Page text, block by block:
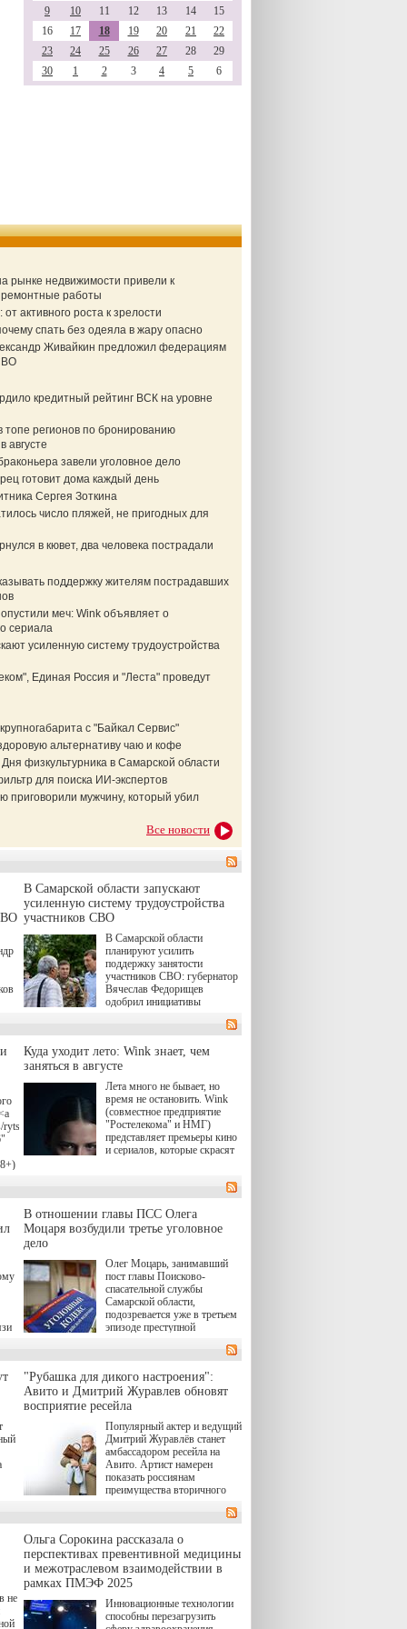
9 10 11 12 13 14
15
16
17 18 19 20 21
22
23
24 25 26 27 28
29
30
1 2 3 4 5 6
рынке недвижимости привели к
работы
активного роста к зрелости
спать без одеяла в жару опасно
Живайкин предложил федерациям
кредитный рейтинг ВСК на уровне
топе регионов по бронированию
августе
завели уголовное дело
готовит дома каждый день
Сергея Зоткина
число пляжей, не пригодных для
в кювет, два человека пострадали
поддержку жителям пострадавших
меч: Wink объявляет о
сериала
усиленную систему трудоустройства
Единая Россия и "Леста" проведут
с "Байкал Сервис"
альтернативу чаю и кофе
физкультурника в Самарской области
для поиска ИИ-экспертов
приговорили мужчину, который убил
Все новости
В Самарской области запускают
усиленную систему трудоустройства
участников СВО
В Самарской области
планируют усилить
поддержку занятости
участников СВО: губернатор
Вячеслав Федорищев
одобрил инициативы
направленные на
трудоустройство и более
мирной жизни.
Куда уходит лето: Wink знает, чем
заняться в августе
Лета много не бывает, но
время не остановить. Wink
(совместное предприятие
"Ростелекома" и НМГ)
представляет премьеры кино
и сериалов, которые скрасят
href="https://wink.ru/series/kholod-
year-2026"
target="_blank">"Холод"</a>
(18+) останется только на
четвергам продолжат
выходить новые эпизоды
сериала, в котором
беспощадным возмездием в
духе графа Монте-Кристо
занимается наша
В отношении главы ПСС Олега
Моцаря возбудили третье уголовное
дело
Олег Моцарь, занимавший
пост главы Поисково-
спасательной службы
Самарской области,
подозревается уже в третьем
эпизоде преступной
а сам он находится в СИЗО.
"Рубашка для дикого настроения":
Авито и Дмитрий Журавлев обновят
восприятие ресейла
Популярный актер и ведущий
Дмитрий Журавлёв станет
амбассадором ресейла на
Авито. Артист намерен
показать россиянам
преимущества вторичного
товаров с историей нормой
человека.
не
Ольга Сорокина рассказала о
перспективах превентивной медицины
и межотраслевом взаимодействии в
рамках ПМЭФ 2025
Инновационные технологии
способны перезагрузить